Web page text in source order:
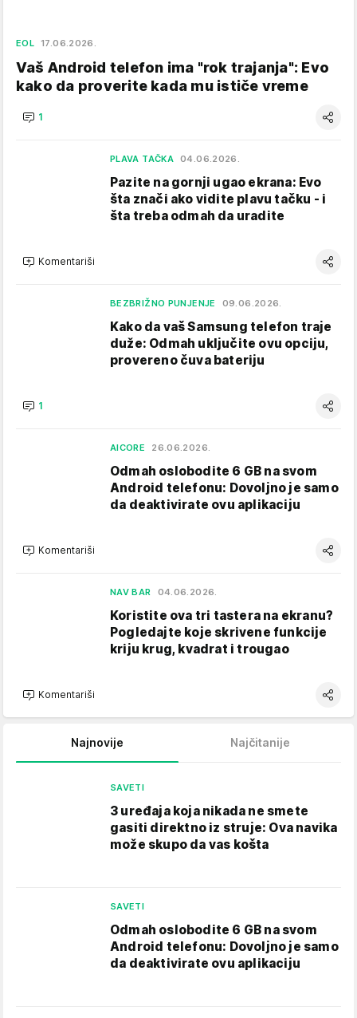
EOL 17.06.2026.
Vaš Android telefon ima "rok trajanja": Evo
kako da proverite kada mu ističe vreme
1
PLAVA TAČKA 04.06.2026.
Pazite na gornji ugao ekrana: Evo
šta znači ako vidite plavu tačku - i
šta treba odmah da uradite
Komentariši
BEZBRIŽNO PUNJENJE 09.06.2026.
Kako da vaš Samsung telefon traje
duže: Odmah uključite ovu opciju,
provereno čuva bateriju
1
AICORE 26.06.2026.
Odmah oslobodite 6 GB na svom
Android telefonu: Dovoljno je samo
da deaktivirate ovu aplikaciju
Komentariši
NAV BAR 04.06.2026.
Koristite ova tri tastera na ekranu?
Pogledajte koje skrivene funkcije
kriju krug, kvadrat i trougao
Komentariši
Najnovije Najčitanije
SAVETI
3 uređaja koja nikada ne smete
gasiti direktno iz struje: Ova navika
može skupo da vas košta
SAVETI
Odmah oslobodite 6 GB na svom
Android telefonu: Dovoljno je samo
da deaktivirate ovu aplikaciju